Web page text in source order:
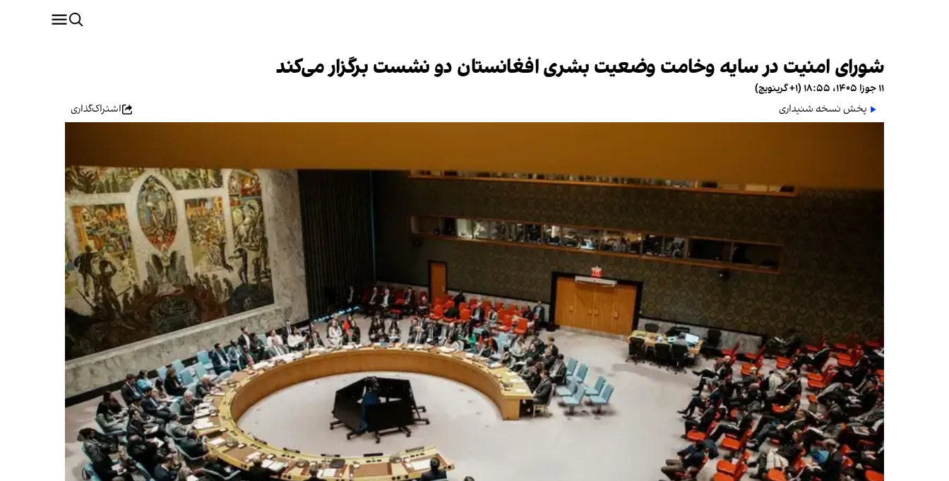
شورای امنیت در سایه وخامت وضعیت بشری افغانستان دو نشست برگزار می‌کند
۱۱ جوزا ۱۴۰۵، ۱۸:۵۵ (‎+۱ گرینویچ)
پخش نسخه شنیداری
اشتراک‌گذاری